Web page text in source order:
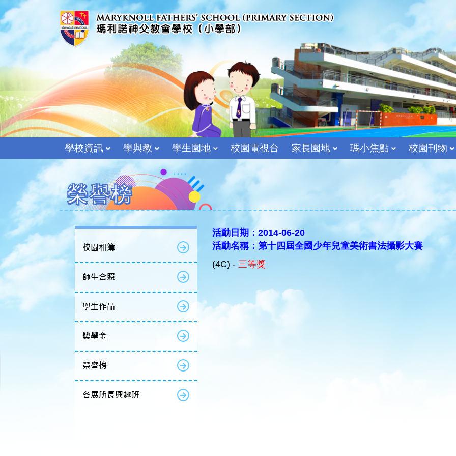
學校資訊 學與教 學生園地 校園電視台 家長園地 瑪小焦點 校園刊物
榮譽榜
校園相簿
師生合照
學生作品
獎學金
榮譽榜
各展所長興趣班
活動日期：2014-06-20
活動名稱：第十四屆全國少年兒童美術書法攝影大賽
(4C) - 三等獎